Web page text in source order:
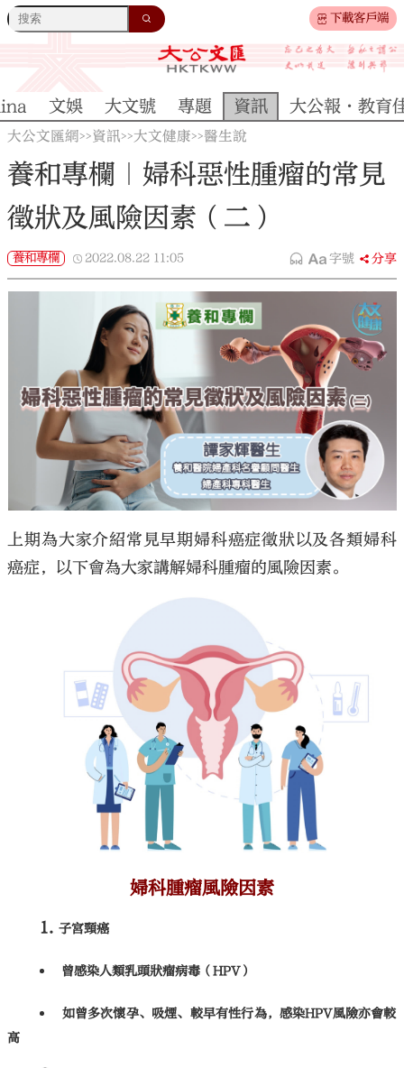
下載客戶端
文娛 大文號 專題 資訊 大公報·教育
大公文匯網>>資訊>>大文健康>>醫生說
養和專欄｜婦科惡性腫瘤的常見
徵狀及風險因素（二）
養和專欄 2022.08.22 11:05 字號 分享
上期為大家介紹常見早期婦科癌症徵狀以及各類婦科
癌症，以下會為大家講解婦科腫瘤的風險因素。
婦科腫瘤風險因素
子宮頸癌
曾感染人類乳頭狀瘤病毒（HPV）
如曾多次懷孕、吸煙、較早有性行為，感染HPV風險亦會較
高